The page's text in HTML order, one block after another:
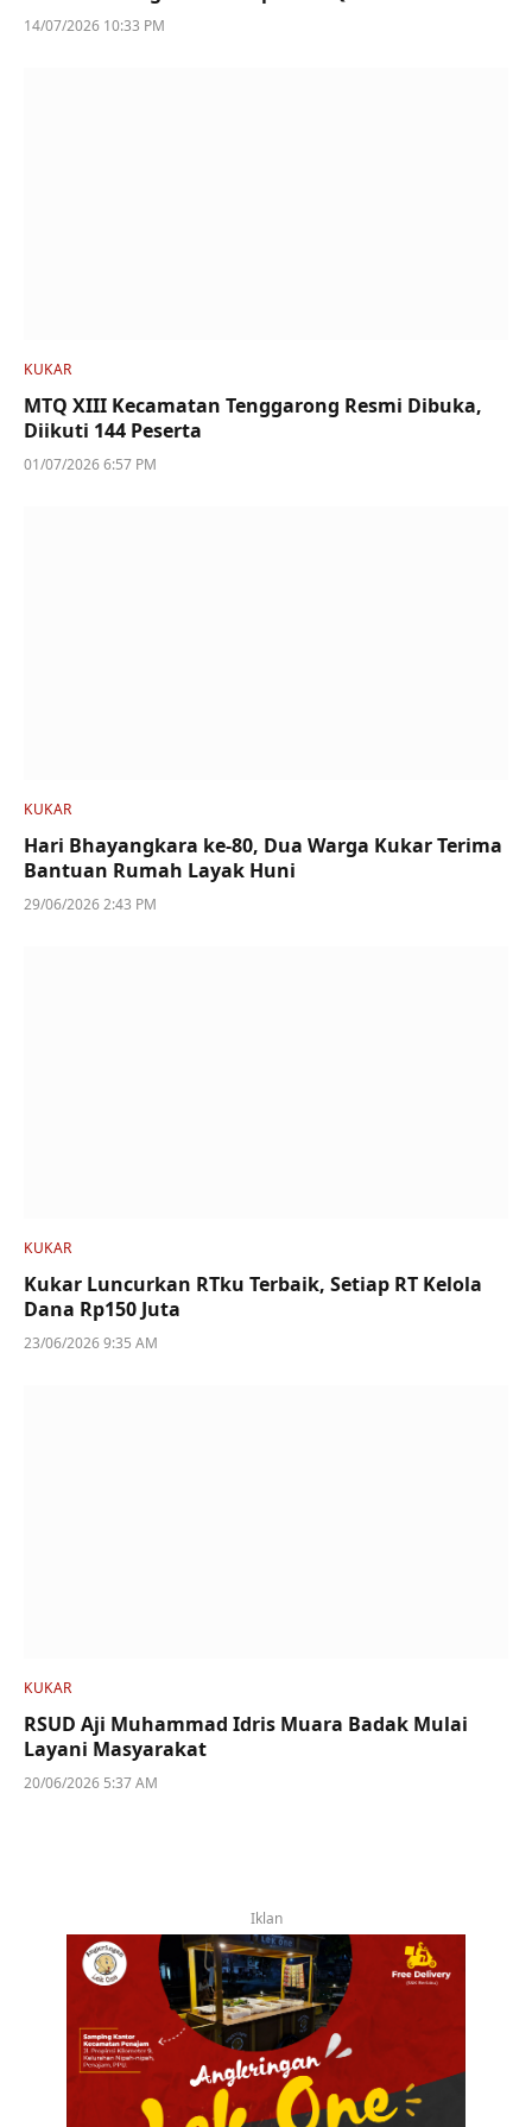
14/07/2026 10:33 PM
KUKAR
MTQ XIII Kecamatan Tenggarong Resmi Dibuka,
Diikuti 144 Peserta
01/07/2026 6:57 PM
KUKAR
Hari Bhayangkara ke-80, Dua Warga Kukar Terima
Bantuan Rumah Layak Huni
29/06/2026 2:43 PM
KUKAR
Kukar Luncurkan RTku Terbaik, Setiap RT Kelola
Dana Rp150 Juta
23/06/2026 9:35 AM
KUKAR
RSUD Aji Muhammad Idris Muara Badak Mulai
Layani Masyarakat
20/06/2026 5:37 AM
Iklan